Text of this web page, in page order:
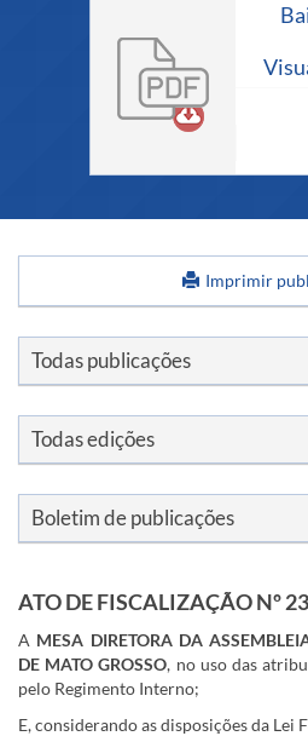
Imprimir
Links
Todas publicações
Todas edições
Boletim de publicações
ATO DE FISCALIZAÇÃO Nº
A MESA DIRETORA DA
DE MATO GROSSO, no uso das
pelo Regimento Interno;
E, considerando as disposições da Lei